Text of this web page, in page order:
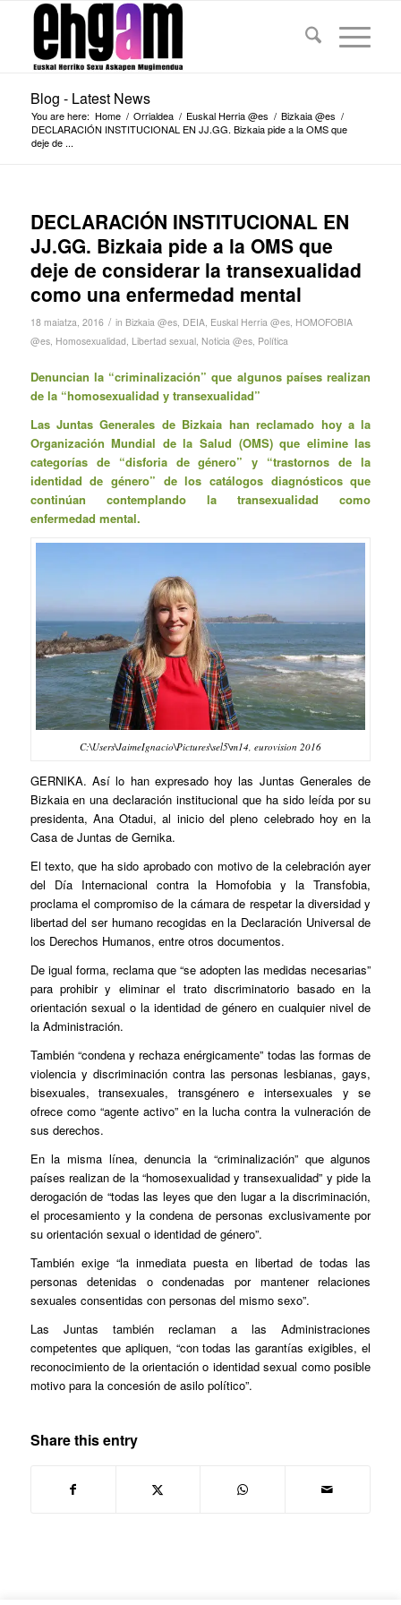
Blog - Latest News
You are here: Home / Orrialdea / Euskal Herria @es / Bizkaia @es /
DECLARACIÓN INSTITUCIONAL EN JJ.GG. Bizkaia pide a la OMS que
deje de ...
DECLARACIÓN INSTITUCIONAL EN
JJ.GG. Bizkaia pide a la OMS que
deje de considerar la transexualidad
como una enfermedad mental
18 maiatza, 2016 / in Bizkaia @es, DEIA, Euskal Herria @es, HOMOFOBIA
@es, Homosexualidad, Libertad sexual, Noticia @es, Política
Denuncian la “criminalización” que algunos países realizan
de la “homosexualidad y transexualidad”
Las Juntas Generales de Bizkaia han reclamado hoy a la
Organización Mundial de la Salud (OMS) que elimine las
categorías de “disforia de género” y “trastornos de la
identidad de género” de los catálogos diagnósticos que
continúan contemplando la transexualidad como
enfermedad mental.
C:\Users\JaimeIgnacio\Pictures\sel5\m14, eurovision 2016
GERNIKA. Así lo han expresado hoy las Juntas Generales de
Bizkaia en una declaración institucional que ha sido leída por su
presidenta, Ana Otadui, al inicio del pleno celebrado hoy en la
Casa de Juntas de Gernika.
El texto, que ha sido aprobado con motivo de la celebración ayer
del Día Internacional contra la Homofobia y la Transfobia,
proclama el compromiso de la cámara de respetar la diversidad y
libertad del ser humano recogidas en la Declaración Universal de
los Derechos Humanos, entre otros documentos.
De igual forma, reclama que “se adopten las medidas necesarias”
para prohibir y eliminar el trato discriminatorio basado en la
orientación sexual o la identidad de género en cualquier nivel de
la Administración.
También “condena y rechaza enérgicamente” todas las formas de
violencia y discriminación contra las personas lesbianas, gays,
bisexuales, transexuales, transgénero e intersexuales y se
ofrece como “agente activo” en la lucha contra la vulneración de
sus derechos.
En la misma línea, denuncia la “criminalización” que algunos
países realizan de la “homosexualidad y transexualidad” y pide la
derogación de “todas las leyes que den lugar a la discriminación,
el procesamiento y la condena de personas exclusivamente por
su orientación sexual o identidad de género”.
También exige “la inmediata puesta en libertad de todas las
personas detenidas o condenadas por mantener relaciones
sexuales consentidas con personas del mismo sexo”.
Las Juntas también reclaman a las Administraciones
competentes que apliquen, “con todas las garantías exigibles, el
reconocimiento de la orientación o identidad sexual como posible
motivo para la concesión de asilo político”.
Share this entry